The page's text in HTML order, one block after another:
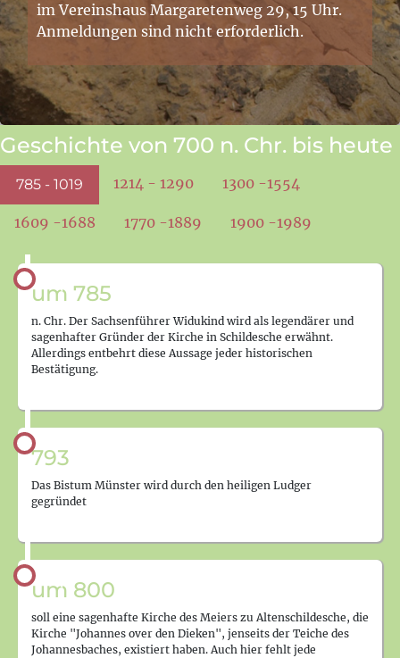
im Vereinshaus Margaretenweg 29, 15 Uhr.
Anmeldungen sind nicht erforderlich.
Geschichte von 700 n. Chr. bis heute
785 - 1019 1214 - 1290 1300 -1554
1609 -1688 1770 -1889 1900 -1989
um 785
n. Chr. Der Sachsenführer Widukind wird als legendärer und
sagenhafter Gründer der Kirche in Schildesche erwähnt.
Allerdings entbehrt diese Aussage jeder historischen
Bestätigung.
793
Das Bistum Münster wird durch den heiligen Ludger
gegründet
um 800
soll eine sagenhafte Kirche des Meiers zu Altenschildesche, die
Kirche "Johannes over den Dieken", jenseits der Teiche des
Johannesbaches, existiert haben. Auch hier fehlt jede